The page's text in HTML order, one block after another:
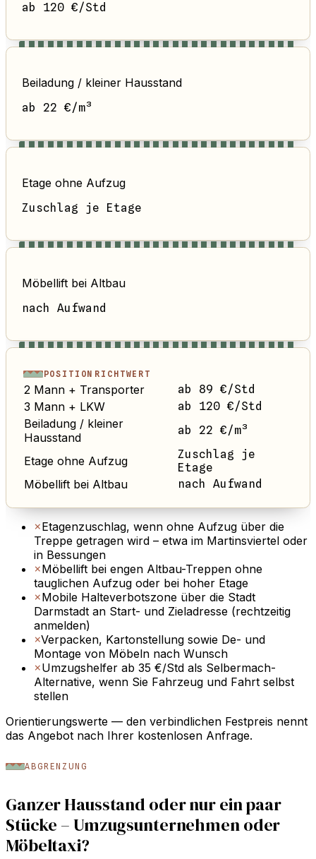
ab 120 €/Std
Beiladung / kleiner Hausstand
ab 22 €/m³
Etage ohne Aufzug
Zuschlag je Etage
Möbellift bei Altbau
nach Aufwand
POSITION RICHTWERT
2 Mann + Transporter ab 89 €/Std
3 Mann + LKW ab 120 €/Std
Beiladung / kleiner
Hausstand
ab 22 €/m³
Etage ohne Aufzug
Zuschlag je
Etage
Möbellift bei Altbau nach Aufwand
×Etagenzuschlag, wenn ohne Aufzug über die
Treppe getragen wird – etwa im Martinsviertel oder
in Bessungen
×Möbellift bei engen Altbau-Treppen ohne
tauglichen Aufzug oder bei hoher Etage
×Mobile Halteverbotszone über die Stadt
Darmstadt an Start- und Zieladresse (rechtzeitig
anmelden)
×Verpacken, Kartonstellung sowie De- und
Montage von Möbeln nach Wunsch
×Umzugshelfer ab 35 €/Std als Selbermach-
Alternative, wenn Sie Fahrzeug und Fahrt selbst
stellen
Orientierungswerte — den verbindlichen Festpreis nennt
das Angebot nach Ihrer kostenlosen Anfrage.
ABGRENZUNG
Ganzer Hausstand oder nur ein paar
Stücke – Umzugsunternehmen oder
Möbeltaxi?